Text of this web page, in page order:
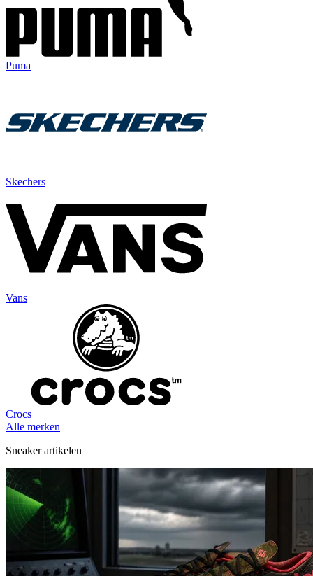
Puma
Skechers
Vans
Crocs
Alle merken
Sneaker artikelen